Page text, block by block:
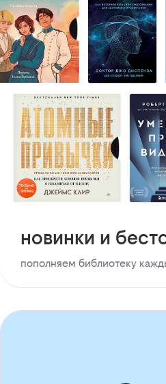
новинки и
пополняем библиотеку